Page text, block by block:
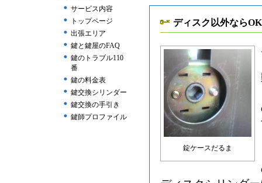
ディスク以外ならOK
錠ケースだるま
サービス内容
トップページ
出張エリア
鍵と鍵屋のFAQ
鍵のトラブル110
番
鍵の料金表
鍵交換シリンダー
鍵交換の手引き
鍵師プロファイル